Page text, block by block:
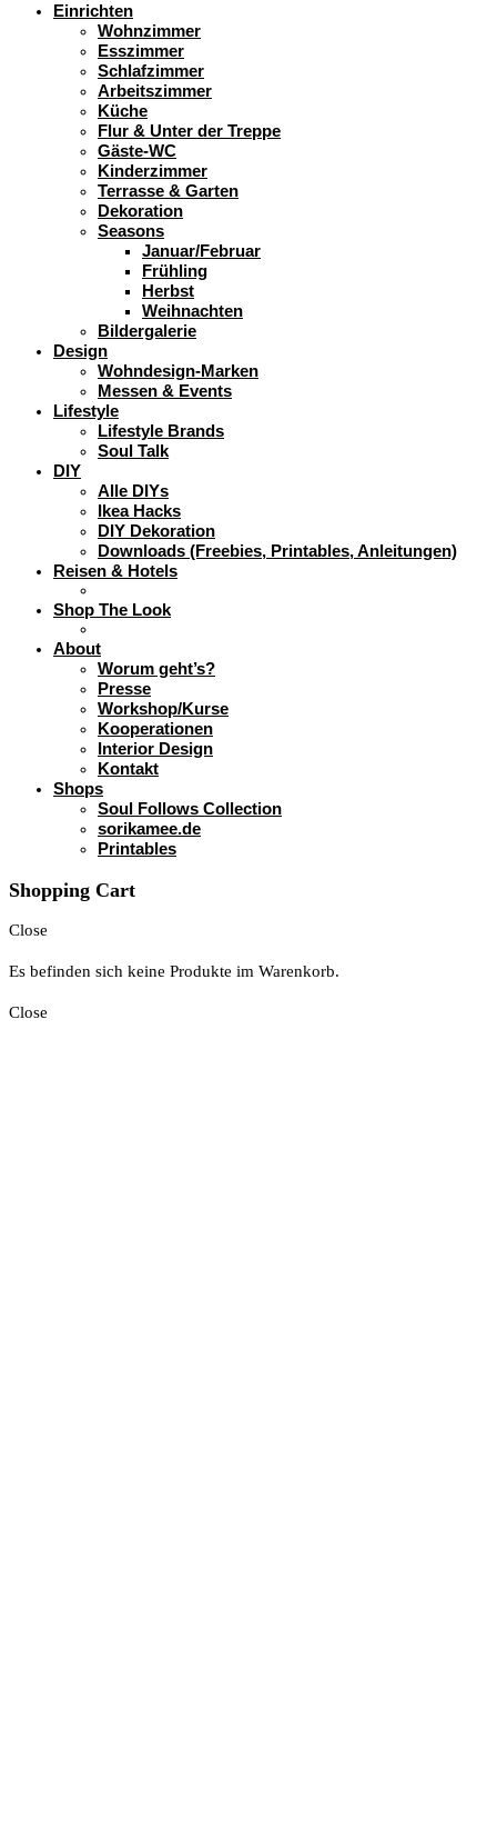
Einrichten
Wohnzimmer
Esszimmer
Schlafzimmer
Arbeitszimmer
Küche
Flur & Unter der Treppe
Gäste-WC
Kinderzimmer
Terrasse & Garten
Dekoration
Seasons
Januar/Februar
Frühling
Herbst
Weihnachten
Bildergalerie
Design
Wohndesign-Marken
Messen & Events
Lifestyle
Lifestyle Brands
Soul Talk
DIY
Alle DIYs
Ikea Hacks
DIY Dekoration
Downloads (Freebies, Printables, Anleitungen)
Reisen & Hotels
Shop The Look
About
Worum geht’s?
Presse
Workshop/Kurse
Kooperationen
Interior Design
Kontakt
Shops
Soul Follows Collection
sorikamee.de
Printables
Shopping Cart
Close
Es befinden sich keine Produkte im Warenkorb.
Close